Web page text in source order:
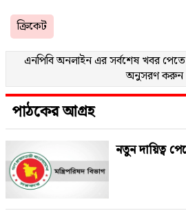
ক্রিকেট
এনপিবি অনলাইন এর সর্বশেষ খবর পেতে
অনুসরণ করুন
পাঠকের আগ্রহ
নতুন দায়িত্ব